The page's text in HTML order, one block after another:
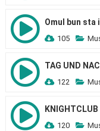
Omul bun sta
105
TAG UND
122
KNIGHTCLUB
120